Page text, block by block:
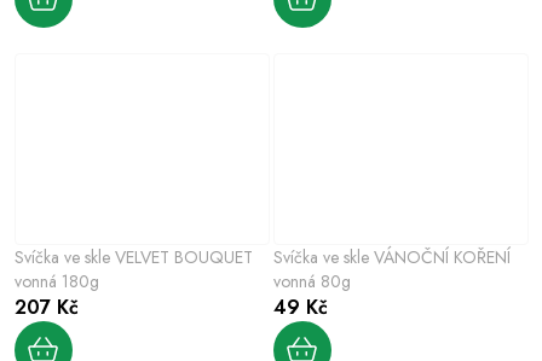
Svíčka ve skle VELVET BOUQUET
vonná 180g
207 Kč
Svíčka ve skle VÁNOČNÍ KOŘENÍ
vonná 80g
49 Kč